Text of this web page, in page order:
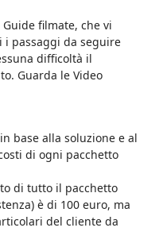
filmate, che vi
passaggi da seguire
difficoltà il
Guarda le Video
base alla soluzione e al
di ogni pacchetto
di tutto il pacchetto
è di 100 euro, ma
del cliente da